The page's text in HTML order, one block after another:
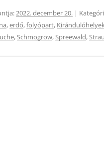
2022. december 20. |
,erdő,folyópart,
,Schmogrow,Spreewald,